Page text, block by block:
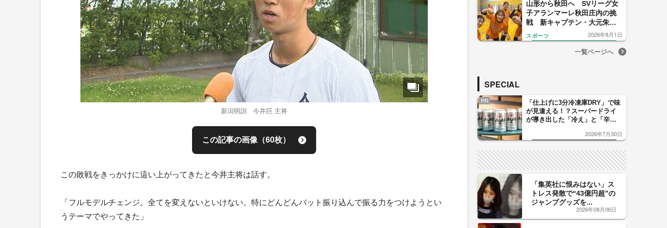
新潟明訓 今井巨 主将
この記事の画像（60枚）
この敗戦をきっかけに這い上がってきたと今井主将は話す。
「フルモデルチェンジ。全てを変えないといけない。特にどんどんバット振り込んで振る力をつけようとい
うテーマでやってきた」
山形から秋田へ SVリーグ女
子アランマーレ秋田庄内の挑
戦 新キャプテン・大元朱菜
選手が語る“山形への感謝”と
新天地への決意
スポーツ 2026年8月1日
一覧ページへ
SPECIAL
PR
「仕上げに3分冷凍庫DRY」で味
が見違える！？スーパードライ
が導き出した「冷え」と「辛
した「辛口カーブ」が飲み頃の
2026年7月30日
「集英社に恨みはない」ス
トレス発散で“43億円超”の
ジャンプグッズを...
2026年08月06日